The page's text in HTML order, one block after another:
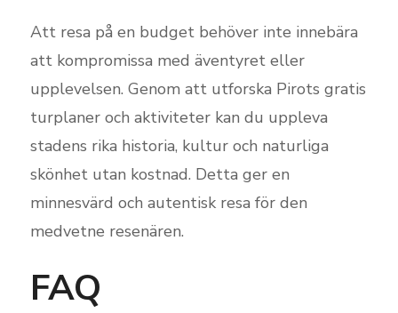
Att resa på en budget behöver inte innebära
att kompromissa med äventyret eller
upplevelsen. Genom att utforska Pirots gratis
turplaner och aktiviteter kan du uppleva
stadens rika historia, kultur och naturliga
skönhet utan kostnad. Detta ger en
minnesvärd och autentisk resa för den
medvetne resenären.
FAQ